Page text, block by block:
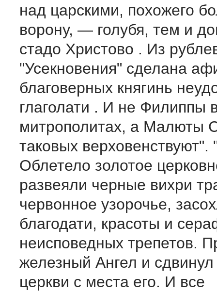
над царскими, похожего
ворону, — голубя, тем и
стадо Христово . Из
"Усекновения" сделана
благоверных княгинь
глаголати . И не Филиппы
митрополитах, а Малюты
таковых
Облетело золотое
развеяли черные вихри
червонное узорочье,
благодати, красоты и
неисповедных трепетов.
железный Ангел и
церкви с места его. И все